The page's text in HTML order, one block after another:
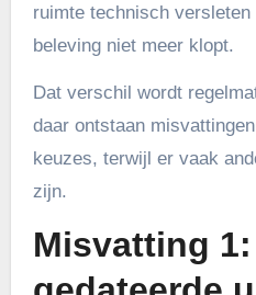
ruimte technisch
beleving niet meer klopt.
Dat verschil wordt
daar ontstaan
keuzes, terwijl er vaak
zijn.
Misvatting 1: